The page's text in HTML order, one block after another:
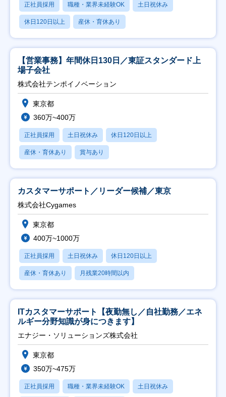
正社員採用 職種・業界未経験OK 土日祝休み
休日120日以上 産休・育休あり
【営業事務】年間休日130日／東証スタンダード上
場子会社
株式会社テンポイノベーション
東京都
360万~400万
正社員採用 土日祝休み 休日120日以上
産休・育休あり 賞与あり
カスタマーサポート／リーダー候補／東京
株式会社Cygames
東京都
400万~1000万
正社員採用 土日祝休み 休日120日以上
産休・育休あり 月残業20時間以内
ITカスタマーサポート【夜勤無し／自社勤務／エネ
ルギー分野知識が身につきます】
エナジー・ソリューションズ株式会社
東京都
350万~475万
正社員採用 職種・業界未経験OK 土日祝休み